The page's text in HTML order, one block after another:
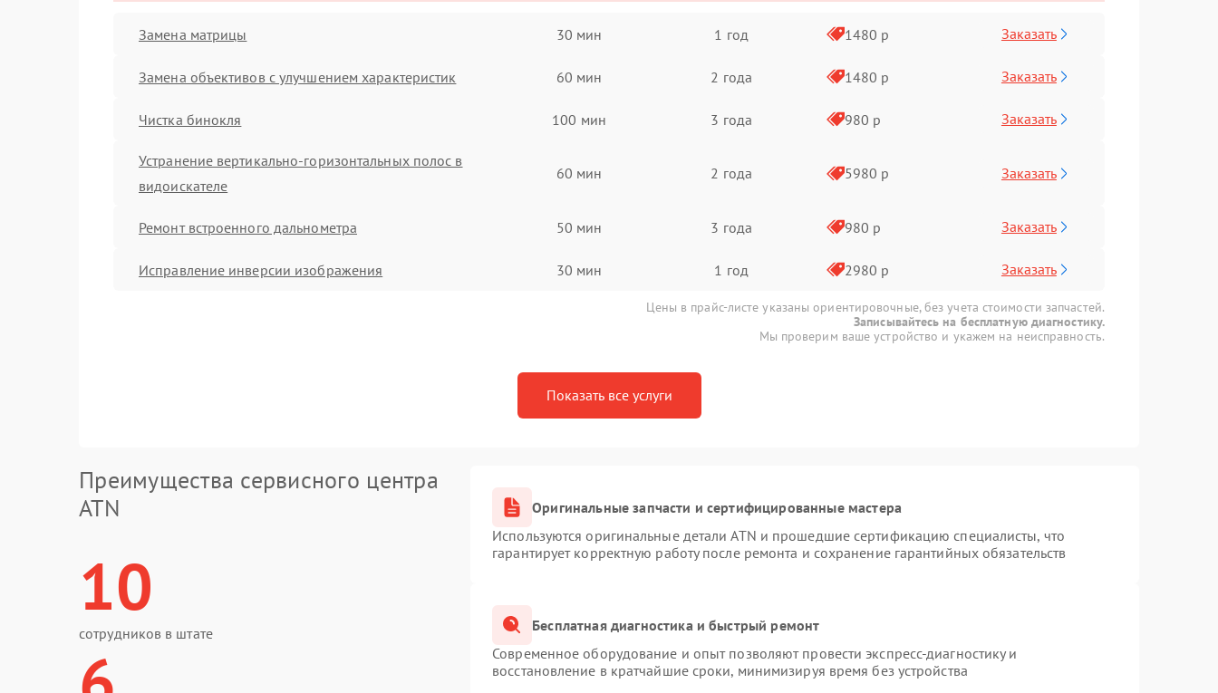
Замена матрицы 30 мин 1 год 1480 р Заказать
Замена объективов с улучшением характеристик 60 мин 2 года 1480 р Заказать
Чистка бинокля 100 мин 3 года 980 р Заказать
Устранение вертикально-горизонтальных полос в
видоискателе
60 мин 2 года 5980 р Заказать
Ремонт встроенного дальнометра 50 мин 3 года 980 р Заказать
Исправление инверсии изображения 30 мин 1 год 2980 р Заказать
Цены в прайс-листе указаны ориентировочные, без учета стоимости запчастей.
Записывайтесь на бесплатную диагностику.
Мы проверим ваше устройство и укажем на неисправность.
Показать все услуги
Преимущества сервисного центра
ATN
10
сотрудников в штате
Оригинальные запчасти и сертифицированные мастера
Используются оригинальные детали ATN и прошедшие сертификацию специалисты, что
гарантирует корректную работу после ремонта и сохранение гарантийных обязательств
Бесплатная диагностика и быстрый ремонт
Современное оборудование и опыт позволяют провести экспресс-диагностику и
восстановление в кратчайшие сроки, минимизируя время без устройства